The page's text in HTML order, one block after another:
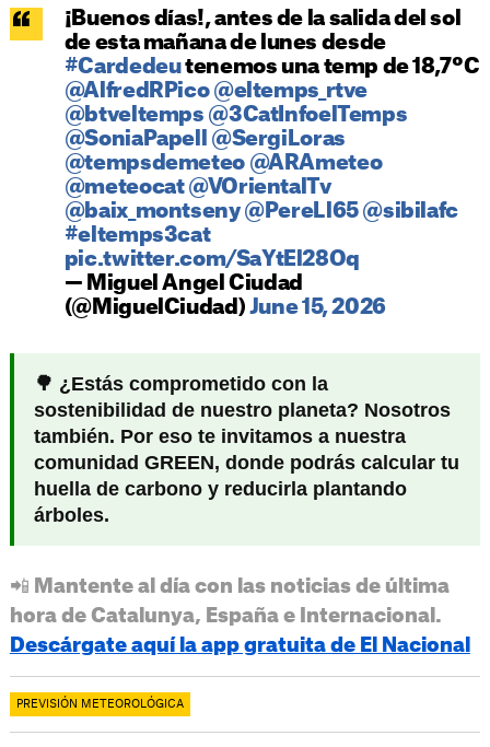
¡Buenos días!, antes de la salida del sol
de esta mañana de lunes desde
#Cardedeutenemos una temp de 18,7ºC
@AlfredRPico @eltemps_rtve
@btveltemps @3CatInfoelTemps
@SoniaPapell
@SergiLoras
@tempsdemeteo @ARAmeteo
@meteocat @VOrientalTv
@baix_montseny @PereLl65 @sibilafc
#eltemps3cat
pic.twitter.com/SaYtEl28Oq
— Miguel Angel Ciudad
(@MiguelCiudad) June 15, 2026
🌳 ¿Estás comprometido con la
sostenibilidad de nuestro planeta? Nosotros
también. Por eso te invitamos a nuestra
comunidad GREEN, donde podrás calcular tu
huella de carbono y reducirla plantando
árboles.
📲 Mantente al día con las noticias de última
hora de Catalunya, España e Internacional.
Descárgate aquí la app gratuita de El Nacional
PREVISIÓN METEOROLÓGICA